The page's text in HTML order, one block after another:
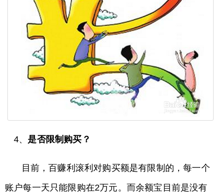
4、 是否限制购买？
目前，百赚利滚利对购买额是有限制的，每一个
账户每一天只能限购在2万元。而余额宝目前是没有